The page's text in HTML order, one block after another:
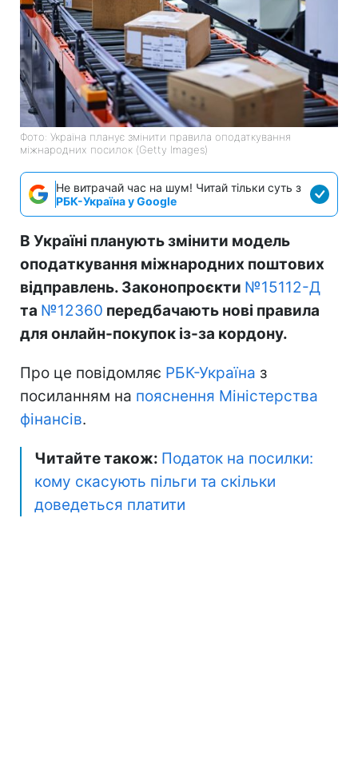
Фото: Україна планує змінити правила оподаткування
міжнародних посилок (Getty Images)
Не витрачай час на шум! Читай тільки суть з
РБК-Україна у Google
В Україні планують змінити модель
оподаткування міжнародних поштових
відправлень. Законопроєкти №15112-Д
та №12360 передбачають нові правила
для онлайн-покупок із-за кордону.
Про це повідомляє РБК-Україна з
посиланням на пояснення Міністерства
фінансів.
Читайте також: Податок на посилки:
кому скасують пільги та скільки
доведеться платити